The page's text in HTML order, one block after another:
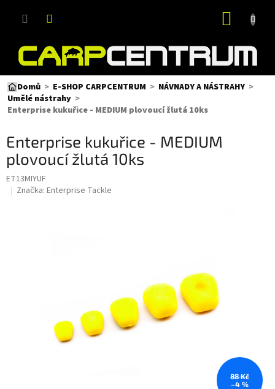
Domů E-SHOP CARPCENTRUM
NÁVNADY A NÁSTRAHY
Umělé nástrahy
Enterprise kukuřice - MEDIUM plovoucí žlutá 10ks
Enterprise kukuřice - MEDIUM
plovoucí žlutá 10ks
ET13MIYUF
Značka: Enterprise Tackle
88 Kč
–4 %